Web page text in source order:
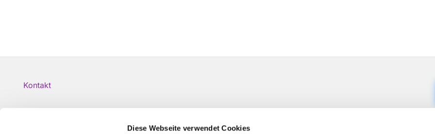
Diese Webseite verwendet Cookies
Kontakt